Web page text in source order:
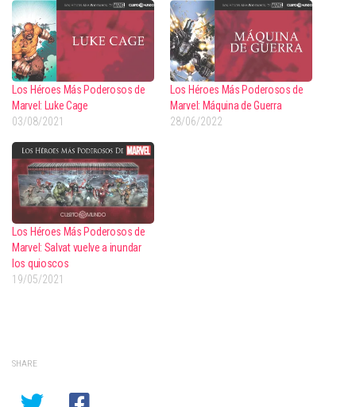
Los Héroes Más Poderosos de
Marvel: Luke Cage
03/08/2021
Los Héroes Más Poderosos de
Marvel: Máquina de Guerra
28/06/2022
Los Héroes Más Poderosos de
Marvel: Salvat vuelve a inundar
los quioscos
19/05/2021
SHARE